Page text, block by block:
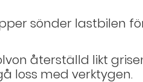
sönder lastbilen
återställd likt
loss med verktygen.